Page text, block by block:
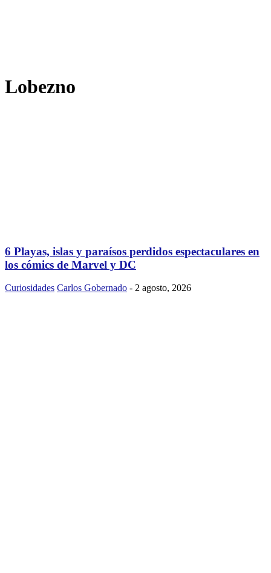
Lobezno
6 Playas, islas y paraísos perdidos espectaculares en
los cómics de Marvel y DC
Curiosidades Carlos Gobernado - 2 agosto, 2026